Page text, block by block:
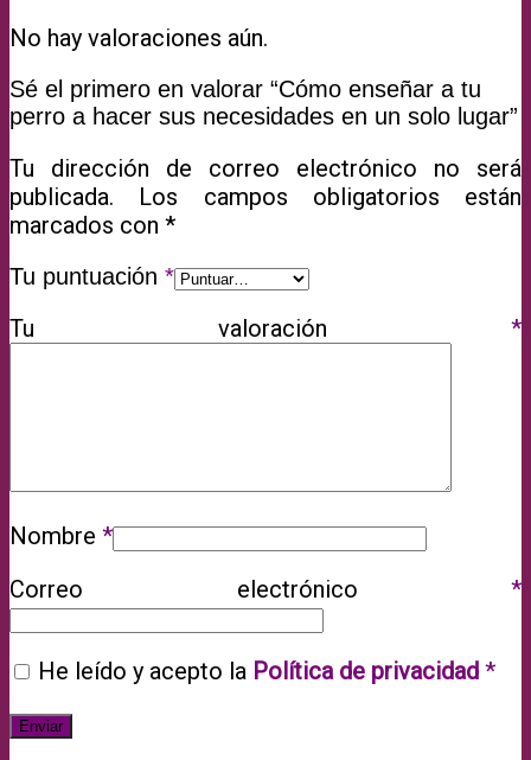
No hay valoraciones aún.
Sé el primero en valorar “Cómo enseñar a tu
perro a hacer sus necesidades en un solo lugar”
Tu dirección de correo electrónico no será
publicada.
Los campos obligatorios están
marcados con *
Tu puntuación *
Tu valoración *
Nombre *
Correo electrónico *
He leído y acepto la Política de privacidad *